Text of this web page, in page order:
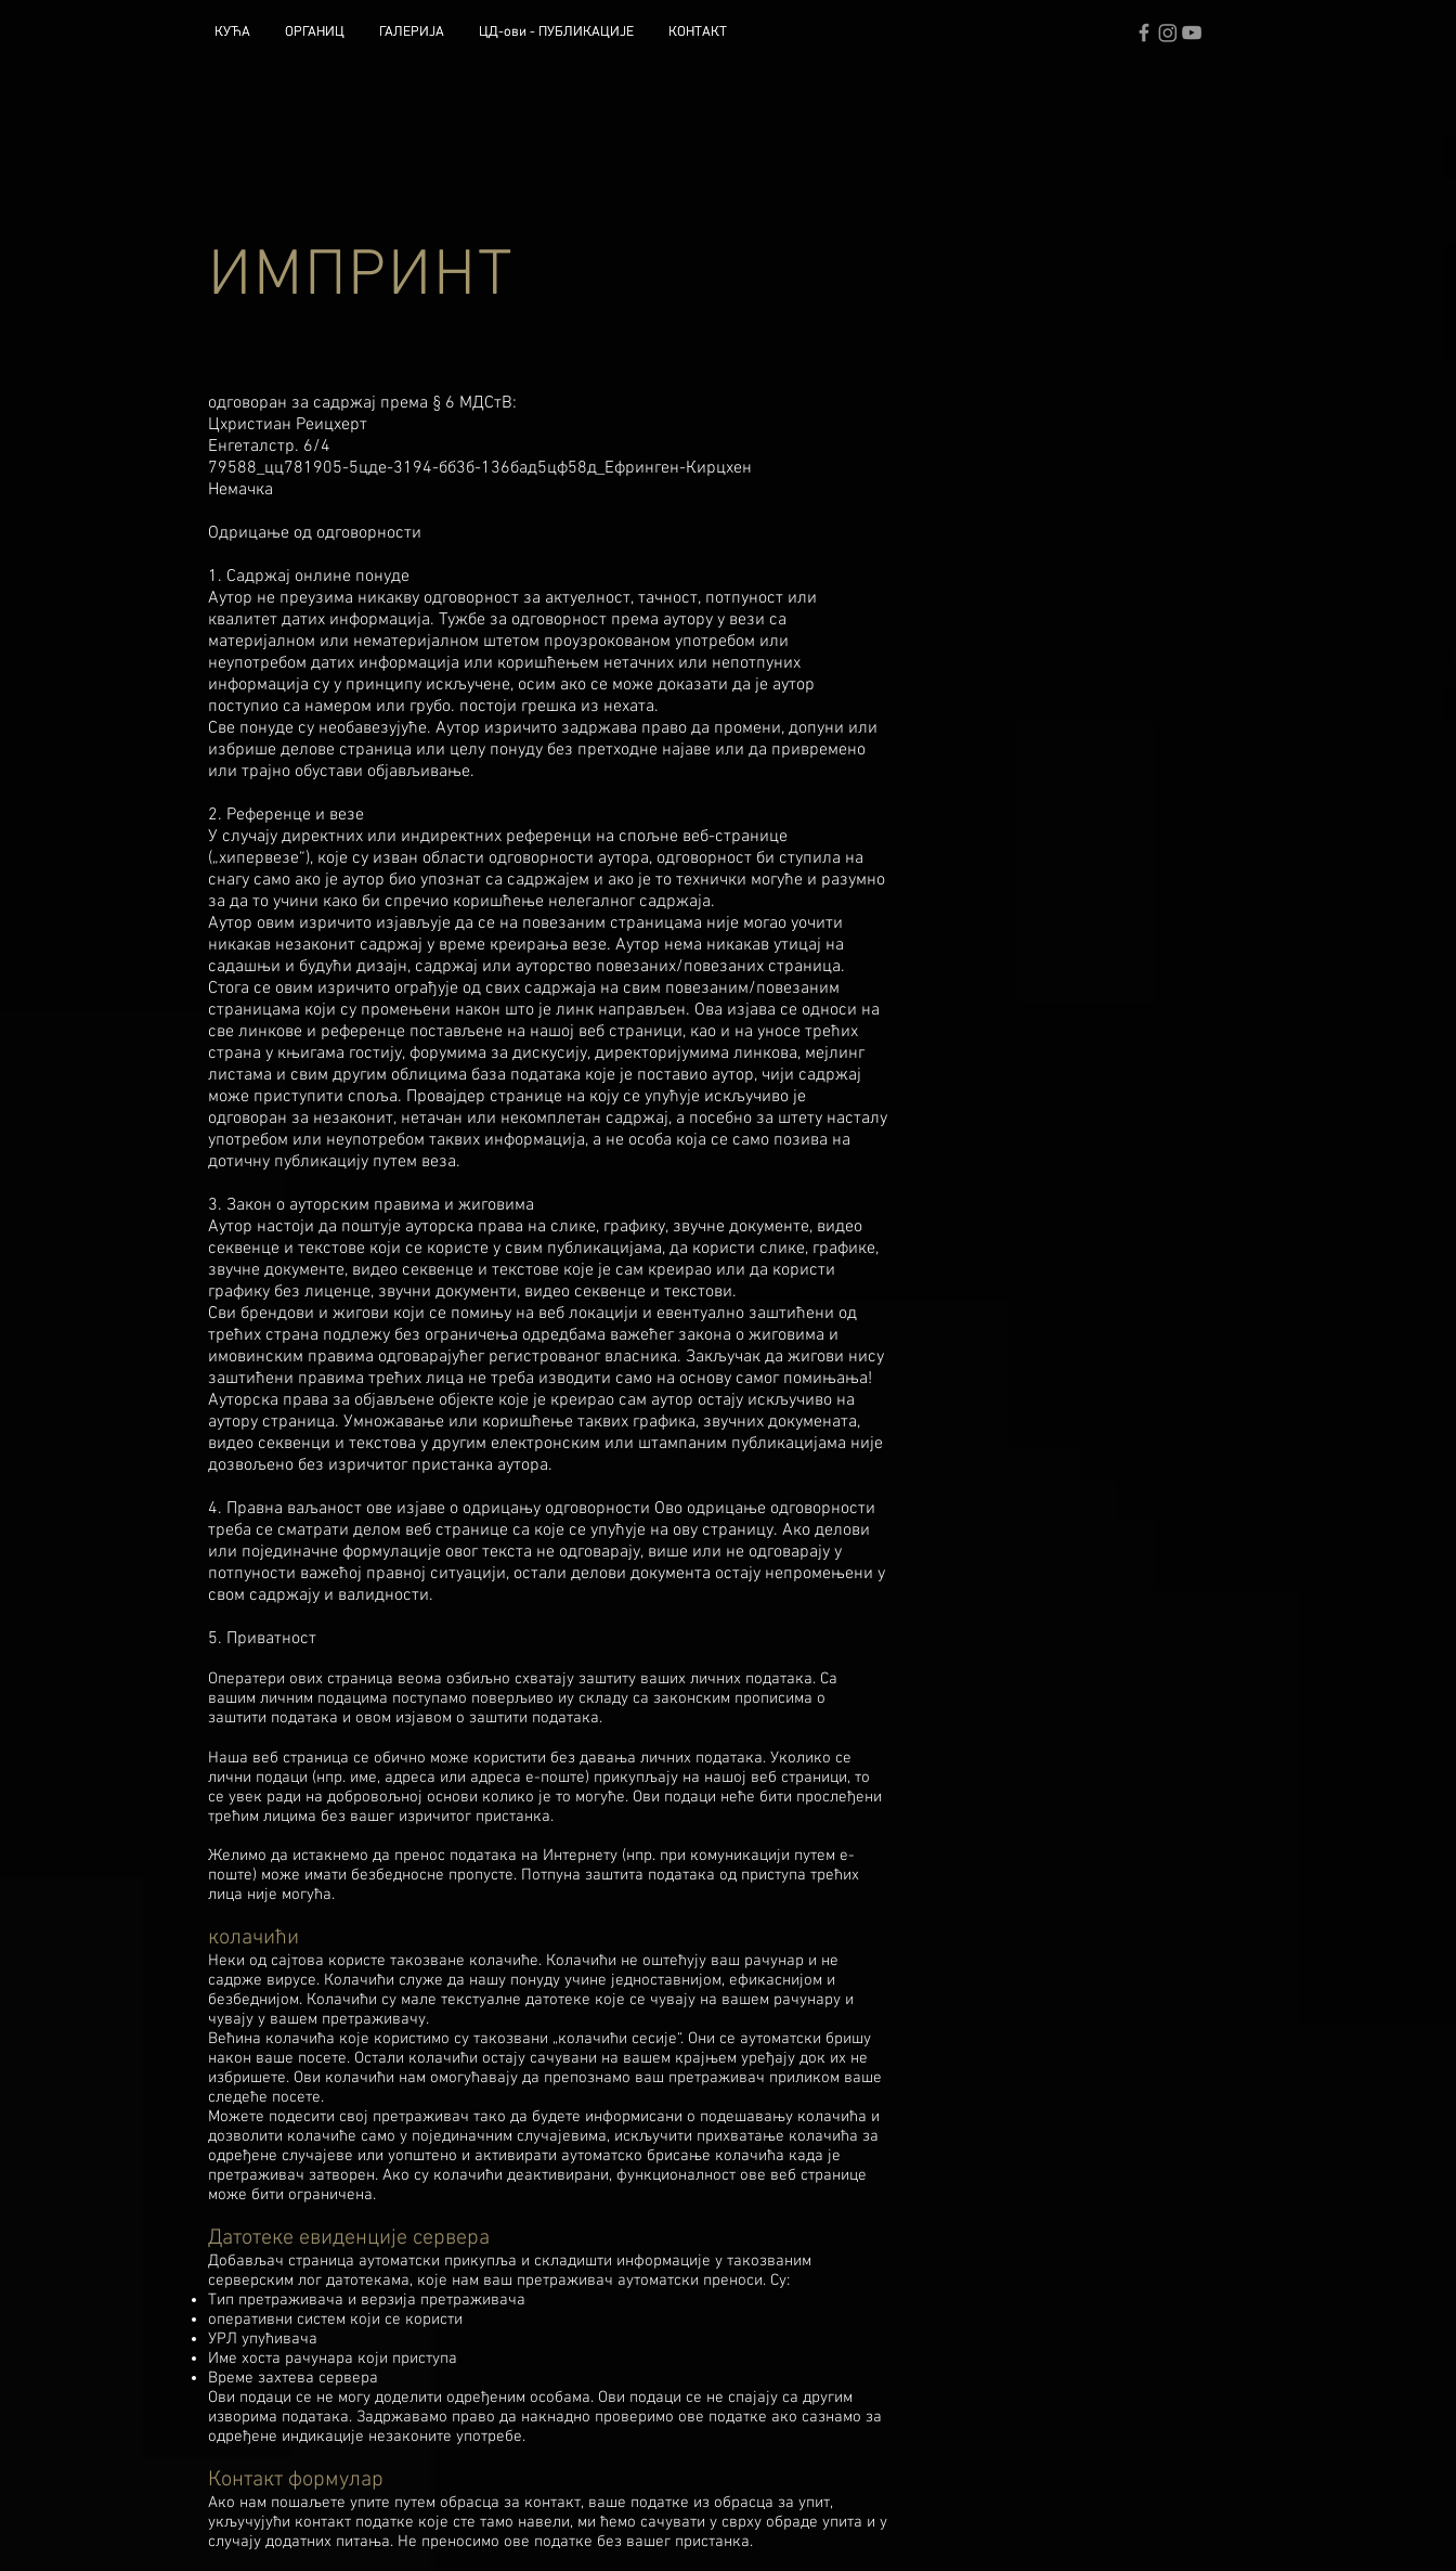
КУЋА ОРГАНИЦ ГАЛЕРИЈА ЦД-ови - ПУБЛИКАЦИЈЕ КОНТАКТ
КУЋА ОРГАНИЦ ГАЛЕРИЈА ЦД-ови - ПУБЛИКАЦИЈЕ КОНТАКТ
ИМПРИНТ
одговоран за садржај према § 6 МДСтВ:
Цхристиан Реицхерт
Енгеталстр. 6/4
79588_цц781905-5цде-3194-бб3б-136бад5цф58д_Ефринген-Кирцхен
Немачка
Одрицање од одговорности
1. Садржај онлине понуде
Аутор не преузима никакву одговорност за актуелност, тачност, потпуност или
квалитет датих информација. Тужбе за одговорност према аутору у вези са
материјалном или нематеријалном штетом проузрокованом употребом или
неупотребом датих информација или коришћењем нетачних или непотпуних
информација су у принципу искључене, осим ако се може доказати да је аутор
поступио са намером или грубо. постоји грешка из нехата.
Све понуде су необавезујуће. Аутор изричито задржава право да промени, допуни или
избрише делове страница или целу понуду без претходне најаве или да привремено
или трајно обустави објављивање.
2. Референце и везе
У случају директних или индиректних референци на спољне веб-странице
(„хипервезе“), које су изван области одговорности аутора, одговорност би ступила на
снагу само ако је аутор био упознат са садржајем и ако је то технички могуће и разумно
за да то учини како би спречио коришћење нелегалног садржаја.
Аутор овим изричито изјављује да се на повезаним страницама није могао уочити
никакав незаконит садржај у време креирања везе. Аутор нема никакав утицај на
садашњи и будући дизајн, садржај или ауторство повезаних/повезаних страница.
Стога се овим изричито ограђује од свих садржаја на свим повезаним/повезаним
страницама који су промењени након што је линк направљен. Ова изјава се односи на
све линкове и референце постављене на нашој веб страници, као и на уносе трећих
страна у књигама гостију, форумима за дискусију, директоријумима линкова, мејлинг
листама и свим другим облицима база података које је поставио аутор, чији садржај
може приступити споља. Провајдер странице на коју се упућује искључиво је
одговоран за незаконит, нетачан или некомплетан садржај, а посебно за штету насталу
употребом или неупотребом таквих информација, а не особа која се само позива на
дотичну публикацију путем веза.
3. Закон о ауторским правима и жиговима
Аутор настоји да поштује ауторска права на слике, графику, звучне документе, видео
секвенце и текстове који се користе у свим публикацијама, да користи слике, графике,
звучне документе, видео секвенце и текстове које је сам креирао или да користи
графику без лиценце, звучни документи, видео секвенце и текстови.
Сви брендови и жигови који се помињу на веб локацији и евентуално заштићени од
трећих страна подлежу без ограничења одредбама важећег закона о жиговима и
имовинским правима одговарајућег регистрованог власника. Закључак да жигови нису
заштићени правима трећих лица не треба изводити само на основу самог помињања!
Ауторска права за објављене објекте које је креирао сам аутор остају искључиво на
аутору страница. Умножавање или коришћење таквих графика, звучних докумената,
видео секвенци и текстова у другим електронским или штампаним публикацијама није
дозвољено без изричитог пристанка аутора.
4. Правна ваљаност ове изјаве о одрицању одговорности Ово одрицање одговорности
треба се сматрати делом веб странице са које се упућује на ову страницу. Ако делови
или појединачне формулације овог текста не одговарају, више или не одговарају у
потпуности важећој правној ситуацији, остали делови документа остају непромењени у
свом садржају и валидности.
5. Приватност
Оператери ових страница веома озбиљно схватају заштиту ваших личних података. Са
вашим личним подацима поступамо поверљиво иу складу са законским прописима о
заштити података и овом изјавом о заштити података.
Наша веб страница се обично може користити без давања личних података. Уколико се
лични подаци (нпр. име, адреса или адреса е-поште) прикупљају на нашој веб страници, то
се увек ради на добровољној основи колико је то могуће. Ови подаци неће бити прослеђени
трећим лицима без вашег изричитог пристанка.
Желимо да истакнемо да пренос података на Интернету (нпр. при комуникацији путем е-
поште) може имати безбедносне пропусте. Потпуна заштита података од приступа трећих
лица није могућа.
колачићи
Неки од сајтова користе такозване колачиће. Колачићи не оштећују ваш рачунар и не
садрже вирусе. Колачићи служе да нашу понуду учине једноставнијом, ефикаснијом и
безбеднијом. Колачићи су мале текстуалне датотеке које се чувају на вашем рачунару и
чувају у вашем претраживачу.
Већина колачића које користимо су такозвани „колачићи сесије“. Они се аутоматски бришу
након ваше посете. Остали колачићи остају сачувани на вашем крајњем уређају док их не
избришете. Ови колачићи нам омогућавају да препознамо ваш претраживач приликом ваше
следеће посете.
Можете подесити свој претраживач тако да будете информисани о подешавању колачића и
дозволити колачиће само у појединачним случајевима, искључити прихватање колачића за
одређене случајеве или уопштено и активирати аутоматско брисање колачића када је
претраживач затворен. Ако су колачићи деактивирани, функционалност ове веб странице
може бити ограничена.
Датотеке евиденције сервера
Добављач страница аутоматски прикупља и складишти информације у такозваним
серверским лог датотекама, које нам ваш претраживач аутоматски преноси. Су:
Тип претраживача и верзија претраживача
оперативни систем који се користи
УРЛ упућивача
Име хоста рачунара који приступа
Време захтева сервера
Ови подаци се не могу доделити одређеним особама. Ови подаци се не спајају са другим
изворима података. Задржавамо право да накнадно проверимо ове податке ако сазнамо за
одређене индикације незаконите употребе.
Контакт формулар
Ако нам пошаљете упите путем обрасца за контакт, ваше податке из обрасца за упит,
укључујући контакт податке које сте тамо навели, ми ћемо сачувати у сврху обраде упита и у
случају додатних питања. Не преносимо ове податке без вашег пристанка.